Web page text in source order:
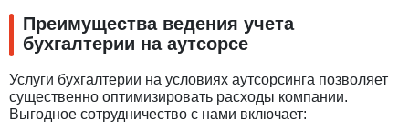
Преимущества ведения учета
бухгалтерии на аутсорсе
Услуги бухгалтерии на условиях аутсорсинга позволяет
существенно оптимизировать расходы компании.
Выгодное сотрудничество с нами включает: